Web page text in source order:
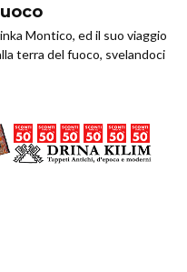
Montico, ed il suo viaggio
terra del fuoco, svelandoci